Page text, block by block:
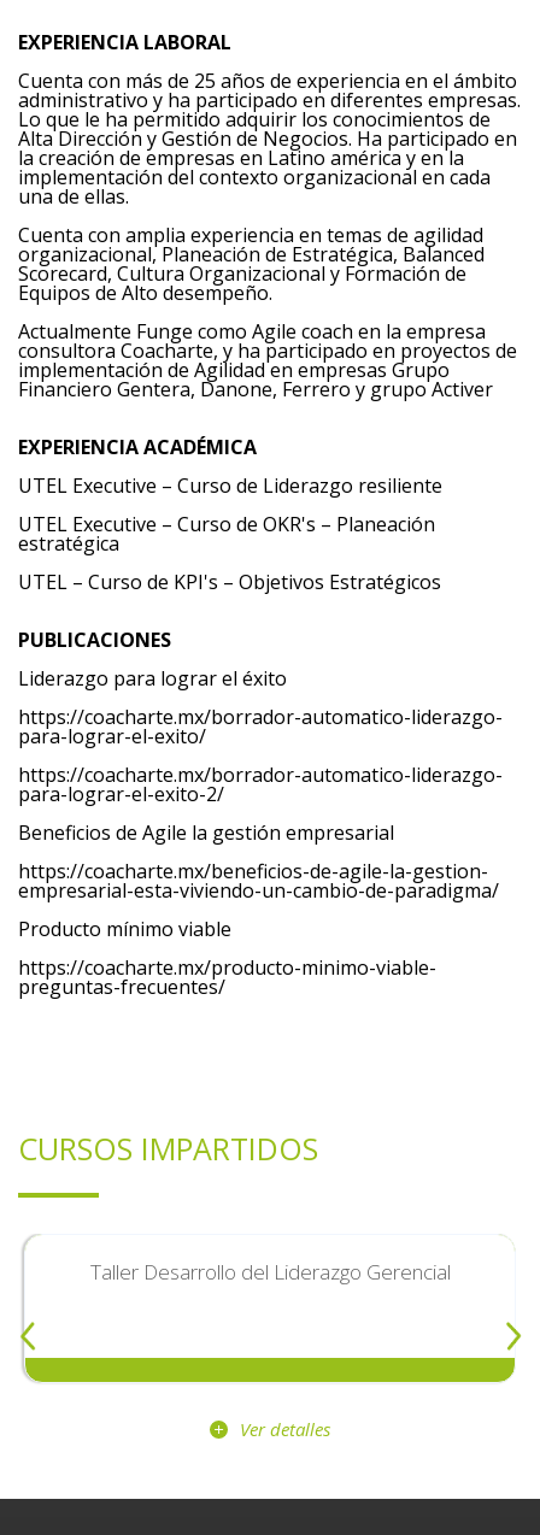
EXPERIENCIA LABORAL
Cuenta con más de 25 años de experiencia en el ámbito
administrativo y ha participado en diferentes empresas.
Lo que le ha permitido adquirir los conocimientos de
Alta Dirección y Gestión de Negocios. Ha participado en
la creación de empresas en Latino américa y en la
implementación del contexto organizacional en cada
una de ellas.
Cuenta con amplia experiencia en temas de agilidad
organizacional, Planeación de Estratégica, Balanced
Scorecard, Cultura Organizacional y Formación de
Equipos de Alto desempeño.
Actualmente Funge como Agile coach en la empresa
consultora Coacharte, y ha participado en proyectos de
implementación de Agilidad en empresas Grupo
Financiero Gentera, Danone, Ferrero y grupo Activer
EXPERIENCIA ACADÉMICA
UTEL Executive – Curso de Liderazgo resiliente
UTEL Executive – Curso de OKR's – Planeación
estratégica
UTEL – Curso de KPI's – Objetivos Estratégicos
PUBLICACIONES
Liderazgo para lograr el éxito
https://coacharte.mx/borrador-automatico-liderazgo-
para-lograr-el-exito/
https://coacharte.mx/borrador-automatico-liderazgo-
para-lograr-el-exito-2/
Beneficios de Agile la gestión empresarial
https://coacharte.mx/beneficios-de-agile-la-gestion-
empresarial-esta-viviendo-un-cambio-de-paradigma/
Producto mínimo viable
https://coacharte.mx/producto-minimo-viable-
preguntas-frecuentes/
CURSOS IMPARTIDOS
Taller Desarrollo del Liderazgo Gerencial
Ver detalles